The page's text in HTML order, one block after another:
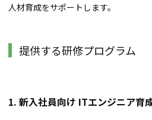
人材育成をサポートします。
提供する研修プログラム
1. 新入社員向け ITエンジニア育